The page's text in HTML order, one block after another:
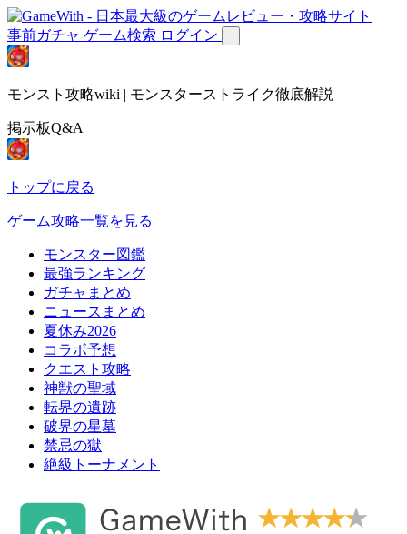
事前ガチャ ゲーム検索 ログイン
モンスト攻略wiki | モンスターストライク徹底解説
掲示板Q&A
トップに戻る
ゲーム攻略一覧を見る
モンスター図鑑
最強ランキング
ガチャまとめ
ニュースまとめ
夏休み2026
コラボ予想
クエスト攻略
神獣の聖域
転界の遺跡
破界の星墓
禁忌の獄
絶級トーナメント